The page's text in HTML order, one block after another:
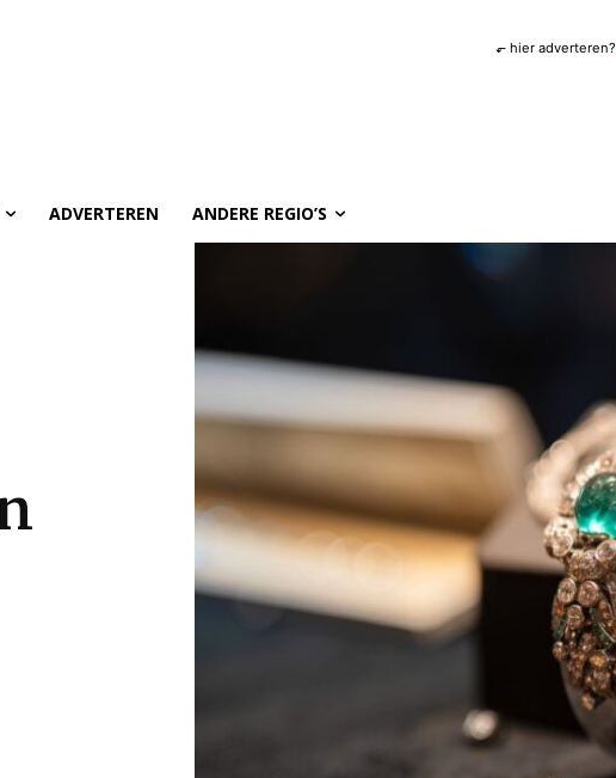
⬐ hier adverteren?
ADVERTEREN ANDERE REGIO’S